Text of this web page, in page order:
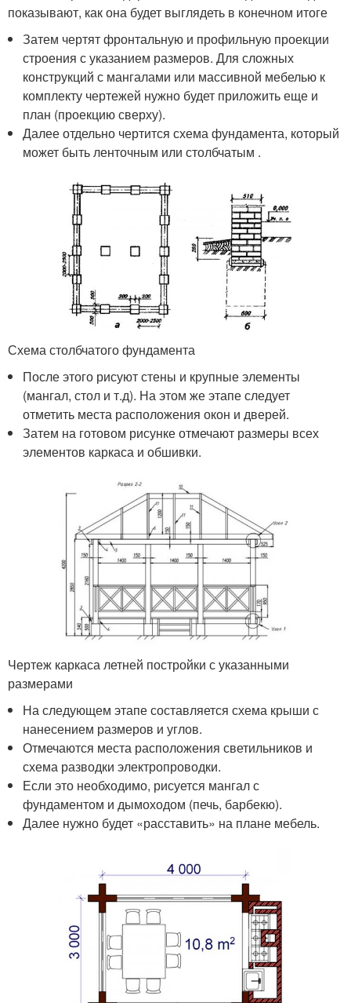
показывают, как она будет выглядеть в конечном итоге
Затем чертят фронтальную и профильную проекции
строения с указанием размеров. Для сложных
конструкций с мангалами или массивной мебелью к
комплекту чертежей нужно будет приложить еще и
план (проекцию сверху).
Далее отдельно чертится схема фундамента, который
может быть ленточным или столбчатым .
Схема столбчатого фундамента
После этого рисуют стены и крупные элементы
(мангал, стол и т.д). На этом же этапе следует
отметить места расположения окон и дверей.
Затем на готовом рисунке отмечают размеры всех
элементов каркаса и обшивки.
Чертеж каркаса летней постройки с указанными
размерами
На следующем этапе составляется схема крыши с
нанесением размеров и углов.
Отмечаются места расположения светильников и
схема разводки электропроводки.
Если это необходимо, рисуется мангал с
фундаментом и дымоходом (печь, барбекю).
Далее нужно будет «расставить» на плане мебель.